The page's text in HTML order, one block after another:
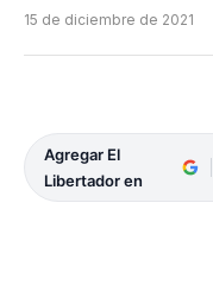
15 de diciembre de 2021
Agregar El
Libertador en